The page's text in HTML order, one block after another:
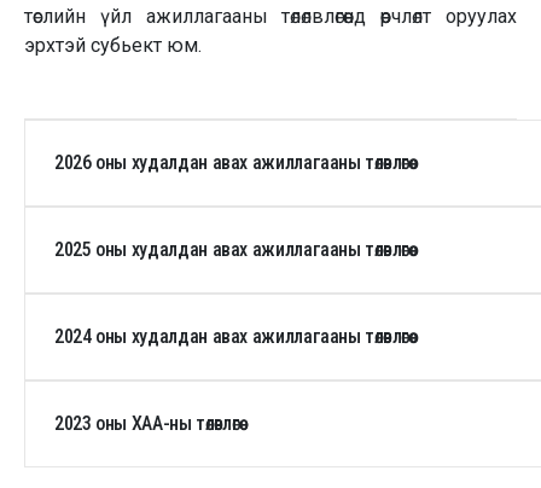
төслийн үйл ажиллагааны төлөлвлөгөөнд өөрчлөлт оруулах
эрхтэй субьект юм.
2026 оны худалдан авах ажиллагааны төлөвлөгөө
2025 оны худалдан авах ажиллагааны төлөвлөгөө
2024 оны худалдан авах ажиллагааны төлөвлөгөө
2023 оны ХАА-ны төлөвлөгөө